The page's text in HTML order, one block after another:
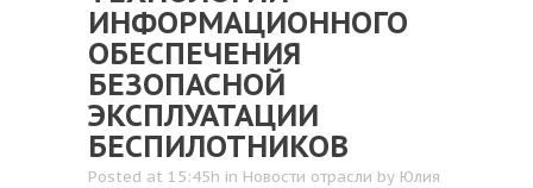
ИНФОРМАЦИОННОГО
ОБЕСПЕЧЕНИЯ
БЕЗОПАСНОЙ
ЭКСПЛУАТАЦИИ
БЕСПИЛОТНИКОВ
Posted at 15:45h in Новости отрасли by Юлия